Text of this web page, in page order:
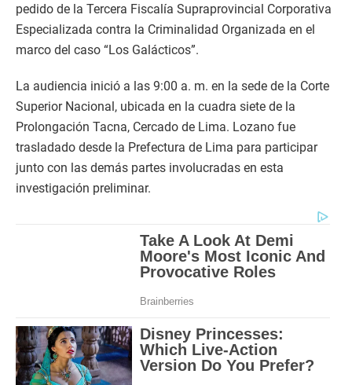
pedido de la Tercera Fiscalía Supraprovincial Corporativa
Especializada contra la Criminalidad Organizada en el
marco del caso “Los Galácticos”.
La audiencia inició a las 9:00 a. m. en la sede de la Corte
Superior Nacional, ubicada en la cuadra siete de la
Prolongación Tacna, Cercado de Lima. Lozano fue
trasladado desde la Prefectura de Lima para participar
junto con las demás partes involucradas en esta
investigación preliminar.